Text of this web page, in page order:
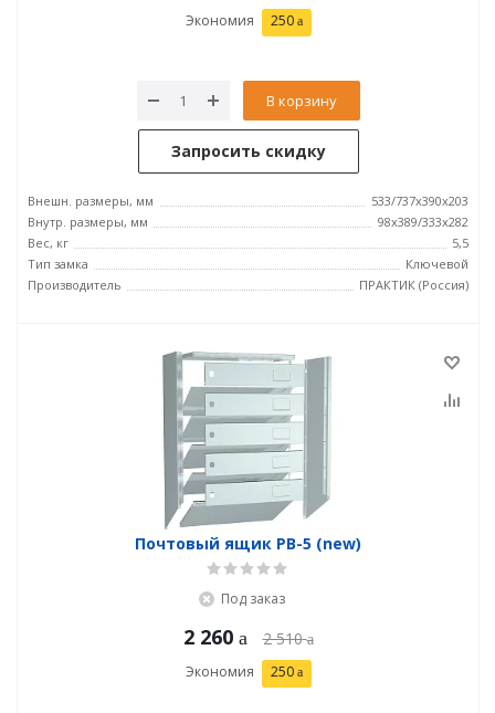
Экономия 250
В корзину
Запросить скидку
Внешн. размеры, мм
533/737x390x203
Внутр. размеры, мм
98x389/333x282
Вес, кг
5,5
Тип замка
Ключевой
Производитель
ПРАКТИК (Россия)
Почтовый ящик PB-5 (new)
Под заказ
2 260 2 510
Экономия 250